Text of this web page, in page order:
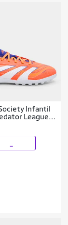
Infantil
League